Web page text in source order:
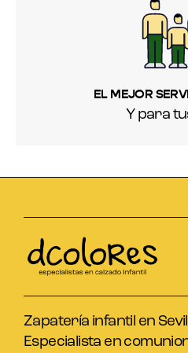
EL MEJOR
Y para
Zapatería infantil en
Especialista en